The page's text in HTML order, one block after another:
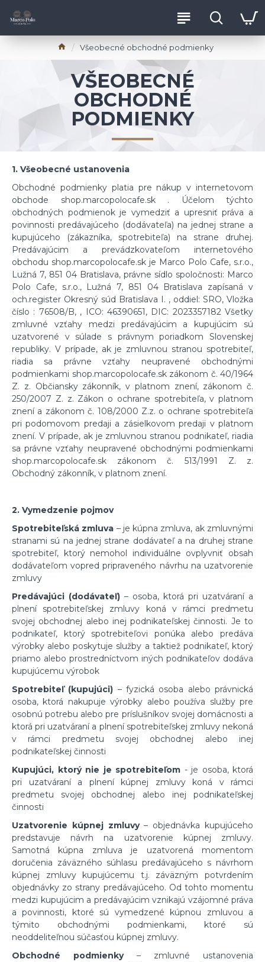
Všeobecné obchodné podmienky
VŠEOBECNÉ
OBCHODNÉ
PODMIENKY
1. Všeobecné ustanovenia
Obchodné podmienky platia pre nákup v internetovom
obchode shop.marcopolocafe.sk . Účelom týchto
obchodných podmienok je vymedziť a upresniť práva a
povinnosti predávajúceho (dodávateľa) na jednej strane a
kupujúceho (zákazníka, spotrebiteľa) na strane druhej.
Predávajúcim a prevádzkovateľom internetového
obchodu shop.marcopolocafe.sk je Marco Polo Cafe, s.r.o.,
Lužná 7, 851 04 Bratislava, právne sídlo spoločnosti: Marco
Polo Cafe, s.r.o., Lužná 7, 851 04 Bratislava zapísaná v
och.register Okresný súd Bratislava I. , oddiel: SRO, Vložka
číslo : 76508/B, , ICO: 46390651, DIC: 2023357182 Všetky
zmluvné vzťahy medzi predávajúcim a kupujúcim sú
uzatvorené v súlade s právnym poriadkom Slovenskej
republiky. V prípade, ak je zmluvnou stranou spotrebiteľ,
riadia sa právne vzťahy neupravené obchodnými
podmienkami shop.marcopolocafe.sk zákonom č. 40/1964
Z. z. Občiansky zákonník, v platnom znení, zákonom č.
250/2007 Z. z. Zákon o ochrane spotrebiteľa, v platnom
znení a zákonom č. 108/2000 Z.z. o ochrane spotrebiteľa
pri podomovom predaji a zásielkovom predaji v platnom
znení. V prípade, ak je zmluvnou stranou podnikateľ, riadia
sa právne vzťahy neupravené obchodnými podmienkami
shop.marcopolocafe.sk zákonom č. 513/1991 Z. z.
Obchodný zákonník, v platnom znení.
2. Vymedzenie pojmov
Spotrebiteľská zmluva – je kúpna zmluva, ak zmluvnými
stranami sú na jednej strane dodávateľ a na druhej strane
spotrebiteľ, ktorý nemohol individuálne ovplyvniť obsah
dodávateľom vopred pripraveného návrhu na uzatvorenie
zmluvy
Predávajúci (dodávateľ) – osoba, ktorá pri uzatváraní a
plnení spotrebiteľskej zmluvy koná v rámci predmetu
svojej obchodnej alebo inej podnikateľskej činnosti. Je to
podnikateľ, ktorý spotrebiteľovi ponúka alebo predáva
výrobky alebo poskytuje služby a taktiež podnikateľ, ktorý
priamo alebo prostredníctvom iných podnikateľov dodáva
kupujúcemu výrobok
Spotrebiteľ (kupujúci) – fyzická osoba alebo právnická
osoba, ktorá nakupuje výrobky alebo používa služby pre
osobnú potrebu alebo pre príslušníkov svojej domácnosti a
ktorá pri uzatváraní a plnení spotrebiteľskej zmluvy nekoná
v rámci predmetu svojej obchodnej alebo inej
podnikateľskej činnosti
Kupujúci, ktorý nie je spotrebiteľom - je osoba, ktorá
pri uzatváraní a plnení kúpnej zmluvy koná v rámci
predmetu svojej obchodnej alebo inej podnikateľskej
činnosti
Uzatvorenie kúpnej zmluvy– objednávka kupujúceho
predstavuje návrh na uzatvorenie kúpnej zmluvy.
Samotná kúpna zmluva je uzatvorená momentom
doručenia záväzného súhlasu predávajúceho s návrhom
kúpnej zmluvy kupujúcemu t.j. záväzným potvrdením
objednávky zo strany predávajúceho. Od tohto momentu
medzi kupujúcim a predávajúcim vznikajú vzájomné práva
a povinnosti, ktoré sú vymedzené kúpnou zmluvou a
týmito obchodnými podmienkami, ktoré sú
neoddeliteľnou súčasťou kúpnej zmluvy.
Obchodné podmienky – zmluvné ustanovenia